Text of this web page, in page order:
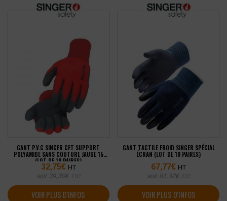
GANT P.V.C SINGER CFT SUPPORT
POLYAMIDE SANS COUTURE JAUGE 15
(LOT DE 10 PAIRES)
32,75€ HT
soit 39,30€ TTC
VOIR PLUS D'INFOS
GANT TACTILE FROID SINGER SPÉCIAL
ÉCRAN (LOT DE 10 PAIRES)
67,77€ HT
soit 81,32€ TTC
VOIR PLUS D'INFOS